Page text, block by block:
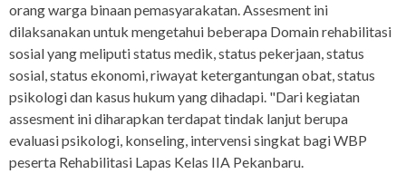
orang warga binaan pemasyarakatan. Assesment ini
dilaksanakan untuk mengetahui beberapa Domain rehabilitasi
sosial yang meliputi status medik, status pekerjaan, status
sosial, status ekonomi, riwayat ketergantungan obat, status
psikologi dan kasus hukum yang dihadapi. "Dari kegiatan
assesment ini diharapkan terdapat tindak lanjut berupa
evaluasi psikologi, konseling, intervensi singkat bagi WBP
peserta Rehabilitasi Lapas Kelas IIA Pekanbaru.